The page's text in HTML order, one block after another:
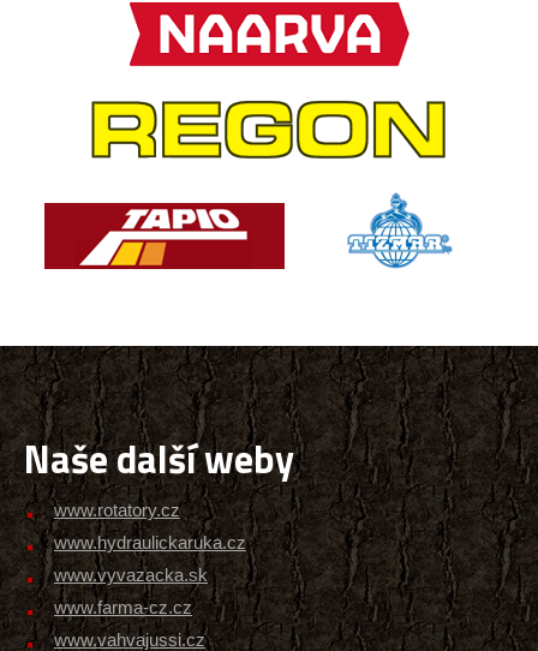
Naše další weby
www.rotatory.cz
www.hydraulickaruka.cz
www.vyvazacka.sk
www.farma-cz.cz
www.vahvajussi.cz